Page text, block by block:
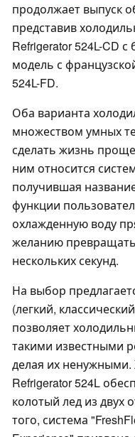
продолжает выпуск
представив
Refrigerator 524L-CD
модель с
524L-FD.
Оба варианта
множеством умных
сделать жизнь
ним относится
получившая
функции
охлажденную воду
желанию
нескольких секунд.
На выбор
(легкий,
позволяет
такими известными
делая их ненужными.
Refrigerator 524L
колотый лед из двух
того, система